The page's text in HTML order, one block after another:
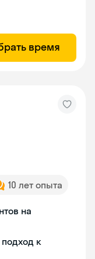
время
10 лет опыта
на
к